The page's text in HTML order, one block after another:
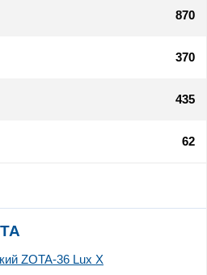
870
370
435
62
ZOTA-36 Lux X